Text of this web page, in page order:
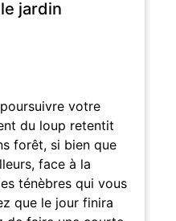
jardin
votre
du loup retentit
forêt, si bien que
face à la
ténèbres qui vous
que le jour finira